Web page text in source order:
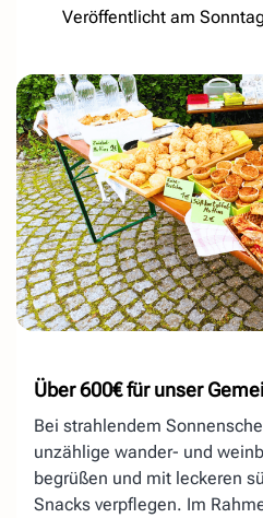
Veröffentlicht am
Über 600€ für unser
Bei strahlendem
unzählige wander- und
begrüßen und mit leckeren
Snacks verpflegen. Im